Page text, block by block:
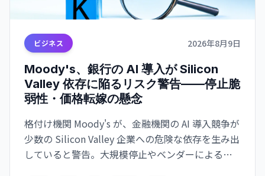
ビジネス 2026年8月9日
Moody's、銀行の AI 導入が Silicon
Valley 依存に陥るリスク警告——停止脆
弱性・価格転嫁の懸念
格付け機関 Moody's が、金融機関の AI 導入競争が
少数の Silicon Valley 企業への危険な依存を生み出
していると警告。大規模停止やベンダーによる価